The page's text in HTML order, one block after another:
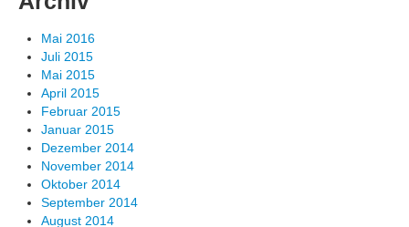
Mai 2016
Juli 2015
Mai 2015
April 2015
Februar 2015
Januar 2015
Dezember 2014
November 2014
Oktober 2014
September 2014
August 2014